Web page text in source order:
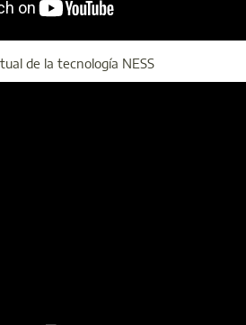
de la tecnología NESS